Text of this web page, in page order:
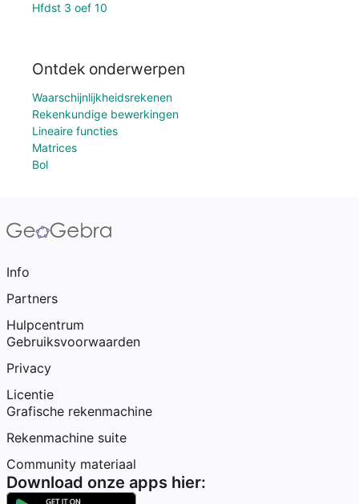
Hfdst 3 oef 10
Ontdek onderwerpen
Waarschijnlijkheidsrekenen
Rekenkundige bewerkingen
Lineaire functies
Matrices
Bol
Info
Partners
Hulpcentrum
Gebruiksvoorwaarden
Privacy
Licentie
Grafische rekenmachine
Rekenmachine suite
Community materiaal
Download onze apps hier: